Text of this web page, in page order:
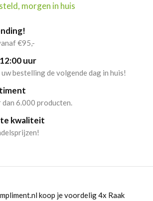
morgen in huis
€95,-
uur
bestelling de volgende dag in huis!
dan 6.000 producten.
kwaliteit
koop je voordelig 4x Raak